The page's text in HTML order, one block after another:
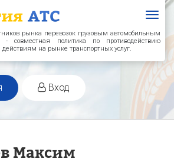
рынка перевозок грузовым автомобильным
- совместная политика по противодействию
на рынке транспортных услуг.
Вход
Максим